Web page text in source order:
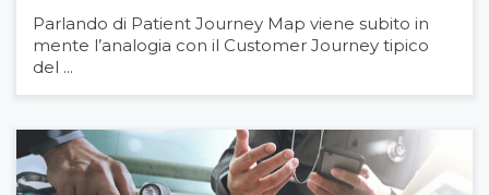
Parlando di Patient Journey Map viene subito in
mente l’analogia con il Customer Journey tipico
del ...